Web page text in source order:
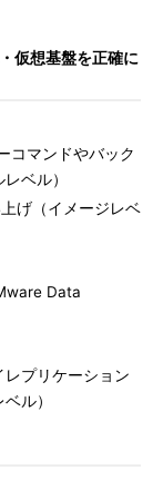
仮想基盤を正確に
コマンドやバック
ベル）
げ（イメージレベ
Data
プリケーション
ル）